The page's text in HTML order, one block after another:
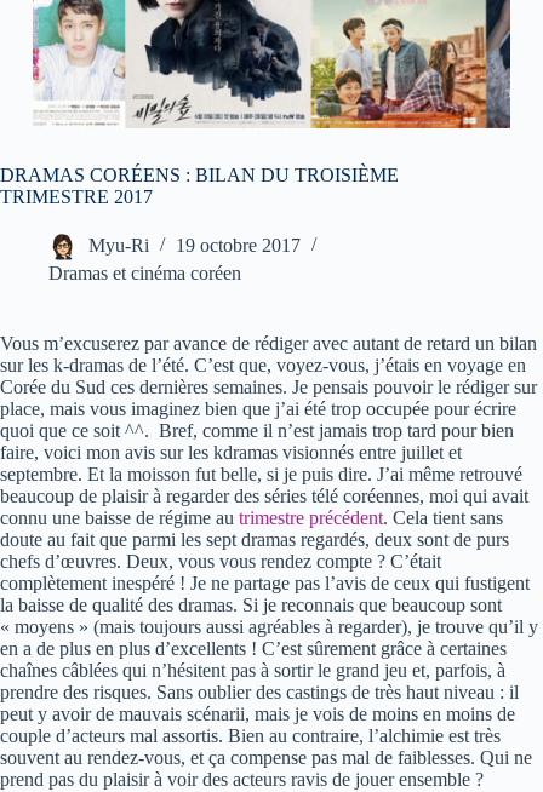
DRAMAS CORÉENS : BILAN DU TROISIÈME
TRIMESTRE 2017
Myu-Ri
19 octobre 2017
Dramas et cinéma coréen
Vous m’excuserez par avance de rédiger avec autant de retard un bilan
sur les k-dramas de l’été. C’est que, voyez-vous, j’étais en voyage en
Corée du Sud ces dernières semaines. Je pensais pouvoir le rédiger sur
place, mais vous imaginez bien que j’ai été trop occupée pour écrire
quoi que ce soit ^^. Bref, comme il n’est jamais trop tard pour bien
faire, voici mon avis sur les kdramas visionnés entre juillet et
septembre. Et la moisson fut belle, si je puis dire. J’ai même retrouvé
beaucoup de plaisir à regarder des séries télé coréennes, moi qui avait
connu une baisse de régime au trimestre précédent. Cela tient sans
doute au fait que parmi les sept dramas regardés, deux sont de purs
chefs d’œuvres. Deux, vous vous rendez compte ? C’était
complètement inespéré ! Je ne partage pas l’avis de ceux qui fustigent
la baisse de qualité des dramas. Si je reconnais que beaucoup sont
« moyens » (mais toujours aussi agréables à regarder), je trouve qu’il y
en a de plus en plus d’excellents ! C’est sûrement grâce à certaines
chaînes câblées qui n’hésitent pas à sortir le grand jeu et, parfois, à
prendre des risques. Sans oublier des castings de très haut niveau : il
peut y avoir de mauvais scénarii, mais je vois de moins en moins de
couple d’acteurs mal assortis. Bien au contraire, l’alchimie est très
souvent au rendez-vous, et ça compense pas mal de faiblesses. Qui ne
prend pas du plaisir à voir des acteurs ravis de jouer ensemble ?